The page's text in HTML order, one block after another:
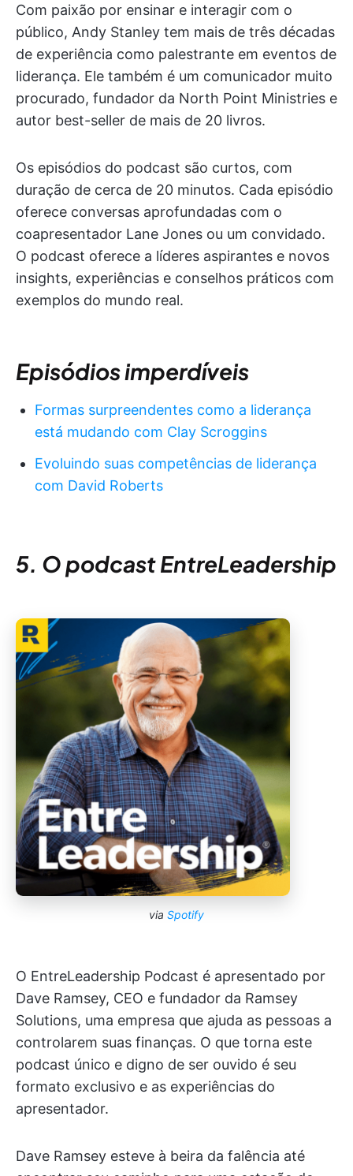
Com paixão por ensinar e interagir com o
público, Andy Stanley tem mais de três décadas
de experiência como palestrante em eventos de
liderança. Ele também é um comunicador muito
procurado, fundador da North Point Ministries e
autor best-seller de mais de 20 livros.
Os episódios do podcast são curtos, com
duração de cerca de 20 minutos. Cada episódio
oferece conversas aprofundadas com o
coapresentador Lane Jones ou um convidado.
O podcast oferece a líderes aspirantes e novos
insights, experiências e conselhos práticos com
exemplos do mundo real.
Episódios imperdíveis
Formas surpreendentes como a liderança
está mudando com Clay Scroggins
Evoluindo suas competências de liderança
com David Roberts
5. O podcast EntreLeadership
via Spotify
O EntreLeadership Podcast é apresentado por
Dave Ramsey, CEO e fundador da Ramsey
Solutions, uma empresa que ajuda as pessoas a
controlarem suas finanças. O que torna este
podcast único e digno de ser ouvido é seu
formato exclusivo e as experiências do
apresentador.
Dave Ramsey esteve à beira da falência até